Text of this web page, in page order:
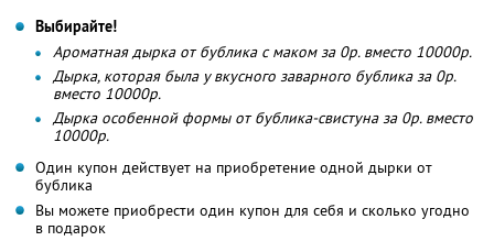
Выбирайте!
Ароматная дырка от бублика с маком за 0р. вместо 10000р.
Дырка, которая была у вкусного заварного бублика за 0р.
вместо 10000р.
Дырка особенной формы от бублика-свистуна за 0р. вместо
10000р.
Один купон действует на приобретение одной дырки от
бублика
Вы можете приобрести один купон для себя и сколько угодно
в подарок